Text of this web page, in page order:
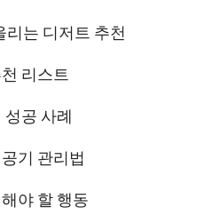
는 디저트 추천
리스트
공 사례
기 관리법
야 할 행동